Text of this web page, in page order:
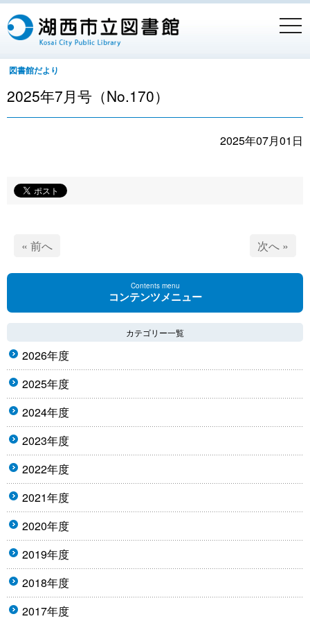
図書館だより
2025年7月号（No.170）
2025年07月01日
« 前へ 次へ »
Contents menu
コンテンツメニュー
カテゴリー一覧
2026年度
2025年度
2024年度
2023年度
2022年度
2021年度
2020年度
2019年度
2018年度
2017年度